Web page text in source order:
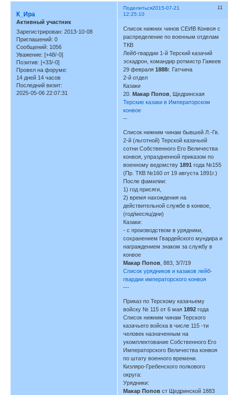
Поделиться 11
2015-07-21
12:25:10
К_Ира
Активный участник
Зарегистрирован: 2013-10-08
Приглашений: 0
Сообщений: 1056
Уважение: [+48/-0]
Позитив: [+33/-0]
Провел на форуме:
14 дней 14 часов
Последний визит:
2025-05-06 22:07:31
Список нижних чинов СЕИВ Конвоя с
распределение по военным отделам
ТКВ
Лейб-гвардии 1-й Терский казачий
эскадрон, командир ротмистр Гажеев
29 февраля1888г. Гатчина
2-й отдел
Казаки
20.
Макар Попов , Щедринская
Терские казаки в Императорском
конвое
--
Список нижним чинам бывшей Л.-Гв.
2-й (льготной) Терской казачьей
сотни Собственного Его Величества
конвоя, упраздненной приказом по
военному ведомству1891 года №155
(Пр. ТКВ №160 от 19 августа 1891г.)
После фамилии:
1) год присяги,
2) время нахождения на
действительной службе в конвое,
(год/месяц/дни)
Казаки:
- с производством в урядники,
сохранением Гвардейского мундира и
награждением знаком за службу в
конвое
Макар Попов , 883, 3/7/19
Список урядников и казаков лейб-
гвардии императорского конвоя
---
Приказ по Терскому казачьему
войску № 115 от 6 мая1892 года
Список нижним чинам Терского
казачьего войска в числе 115 -ти
человек назначенным на
укомплектование Собственного Его
Императорского Величества конвоя
по штату военного времени.
Кизляро-Гребенского полкового
округа:
Урядники:
Макар Попов ст Щедринской 1883